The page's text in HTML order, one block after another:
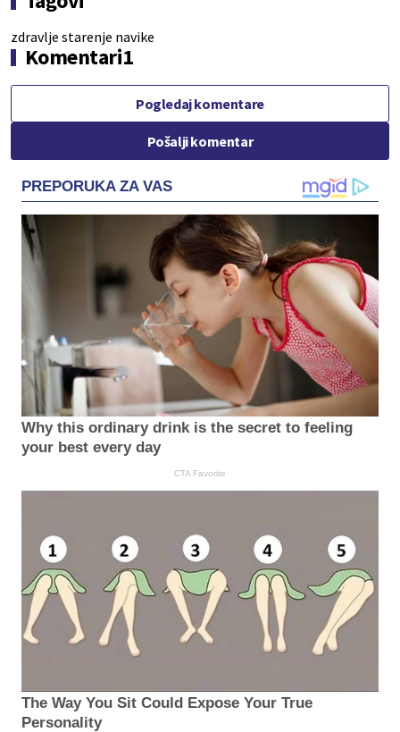
zdravlje starenje navike
Komentari1
Pogledaj komentare
Pošalji komentar
PREPORUKA ZA VAS
Why this ordinary drink is the secret to feeling
your best every day
CTA Favorite
The Way You Sit Could Expose Your True
Personality